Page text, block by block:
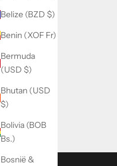
Belize (BZD $)
Benin (XOF Fr)
Bermuda
(USD $)
Bhutan (USD
$)
Bolivia (BOB
Bs.)
Bosnië &